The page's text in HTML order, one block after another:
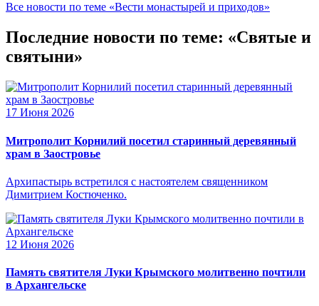
Все новости по теме «Вести монастырей и приходов»
Последние новости по теме: «Святые и
святыни»
17 Июня 2026
Митрополит Корнилий посетил старинный деревянный
храм в Заостровье
Архипастырь встретился с настоятелем священником
Димитрием Костюченко.
12 Июня 2026
Память святителя Луки Крымского молитвенно почтили
в Архангельске